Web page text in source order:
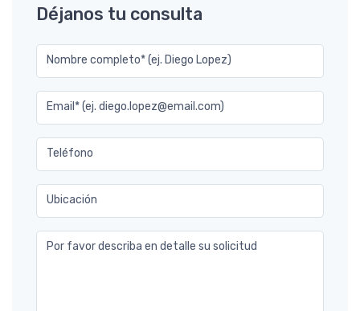
Déjanos tu consulta
Nombre completo* (ej. Diego Lopez)
Email* (ej. diego.lopez@email.com)
Teléfono
Ubicación
Por favor describa en detalle su solicitud